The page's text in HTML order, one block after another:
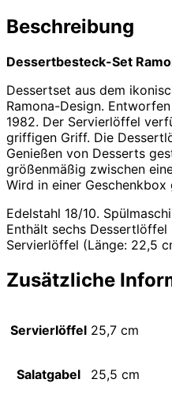
Beschreibung
Dessertbesteck-Set
Dessertset aus dem
Ramona-Design.
1982. Der Servierlöffel
griffigen Griff. Die
Genießen von Desserts
größenmäßig zwischen
Wird in einer Geschenkbox
Edelstahl 18/10.
Enthält sechs Dessertlöffel
Servierlöffel (Länge: 22,5
Zusätzliche
Servierlöffel 25,7 cm
Salatgabel 25,5 cm